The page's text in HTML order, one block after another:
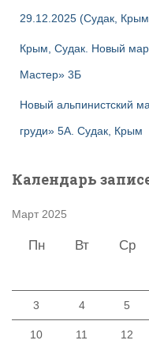
29.12.2025 (Судак,
Крым, Судак. Новый
Мастер» 3Б
Новый альпинистский
груди» 5А. Судак, Крым
Календарь
Март 2025
Пн Вт Ср
3 4 5
10 11 12